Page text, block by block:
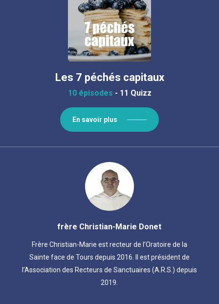
Les 7 péchés capitaux
10 épisodes - 11 Quizz
En savoir plus
frère Christian-Marie Donet
Frère Christian-Marie est recteur de l’Oratoire de la
Sainte face de Tours depuis 2016. Il est président de
l’Association des Recteurs de Sanctuaires (A.R.S.) depuis
2019.